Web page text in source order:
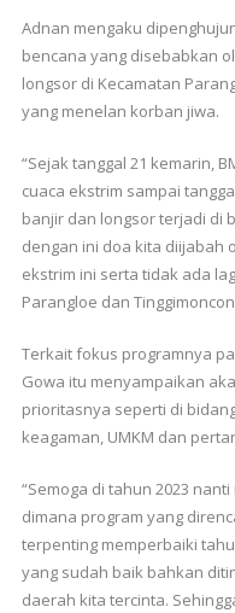
Adnan mengaku
bencana yang disebabkan
longsor di Kecamatan
yang menelan korban jiwa.
“Sejak tanggal 21 kemarin,
cuaca ekstrim sampai
banjir dan longsor terjadi di
dengan ini doa kita diijabah
ekstrim ini serta tidak ada
Parangloe dan
Terkait fokus programnya
Gowa itu menyampaikan
prioritasnya seperti di
keagaman, UMKM dan
“Semoga di tahun 2023
dimana program yang
terpenting memperbaiki
yang sudah baik bahkan
daerah kita tercinta.